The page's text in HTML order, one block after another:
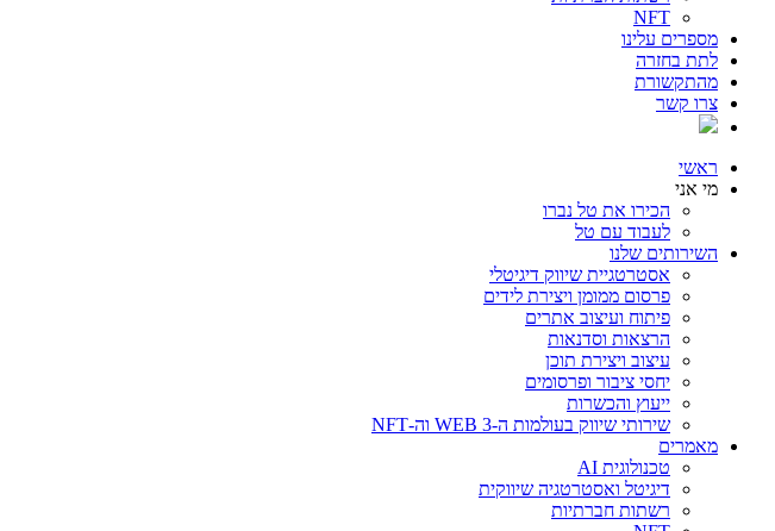
NFT
מספרים עלינו
לתת בחזרה
מהתקשורת
צרו קשר
ראשי
מי אני
הכירו את טל נברו
לעבוד עם טל
השירותים שלנו
אסטרטגיית שיווק דיגיטלי
פרסום ממומן ויצירת לידים
פיתוח ועיצוב אתרים
הרצאות וסדנאות
עיצוב ויצירת תוכן
יחסי ציבור ופרסומים
ייעוץ והכשרות
שירותי שיווק בעולמות ה-WEB 3 וה-NFT
מאמרים
טכנולוגית AI
דיגיטל ואסטרטגיה שיווקית
רשתות חברתיות